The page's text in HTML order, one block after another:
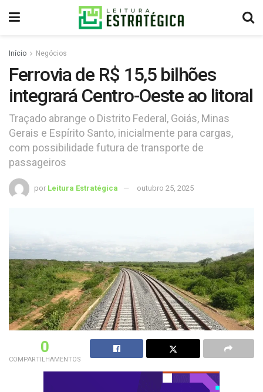
Início Negócios
Ferrovia de R$ 15,5 bilhões
integrará Centro-Oeste ao litoral
Traçado abrange o Distrito Federal, Goiás, Minas
Gerais e Espírito Santo, inicialmente para cargas,
com possibilidade futura de transporte de
passageiros
por Leitura Estratégica outubro 25, 2025
0
COMPARTILHAMENTOS